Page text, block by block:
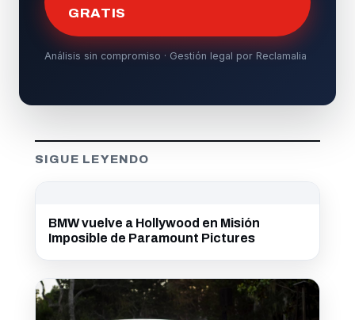
GRATIS
Análisis sin compromiso · Gestión legal por Reclamalia
SIGUE LEYENDO
BMW vuelve a Hollywood en Misión
Imposible de Paramount Pictures